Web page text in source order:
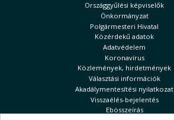
Országgyűlési képviselők
Önkormányzat
Polgármesteri Hivatal
Közérdekű adatok
Adatvédelem
Koronavírus
Közlemények, hirdetmények
Választási információk
Akadálymentesítési nyilatkozat
Visszaélés-bejelentés
Ebösszeírás